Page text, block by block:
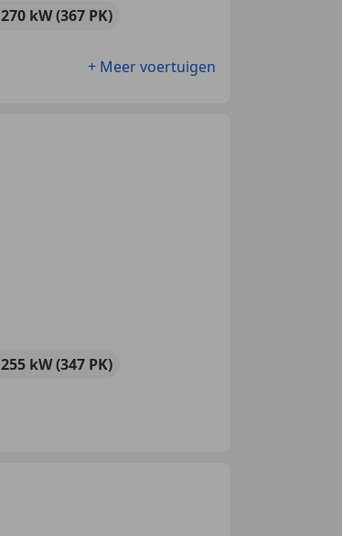
270 kW (367 PK)
+ Meer voertuigen
255 kW (347 PK)